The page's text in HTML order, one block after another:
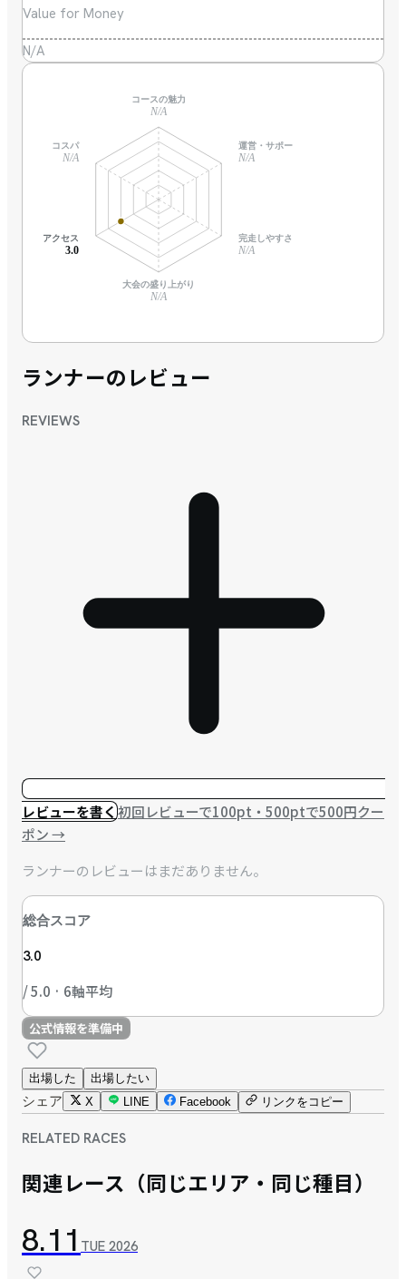
Value for Money
N/A
コースの魅力
N/A
運営・サポート
N/A
完走しやすさ
N/A
大会の盛り上がり
N/A
アクセス
3.0
コスパ
N/A
ランナーのレビュー
REVIEWS
レビューを書く初回レビューで100pt・500ptで500円クー
ポン→
ランナーのレビューはまだありません。
総合スコア
3.0
/ 5.0 · 6軸平均
公式情報を準備中
出場した 出場したい
シェア X LINE Facebook リンクをコピー
RELATED RACES
関連レース（同じエリア・同じ種目）
8.11 TUE 2026